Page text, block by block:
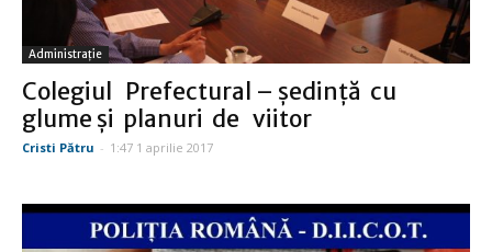
Administraţie
Colegiul Prefectural – şedinţă cu
glume şi planuri de viitor
Cristi Pătru - 1:47 1 aprilie 2017